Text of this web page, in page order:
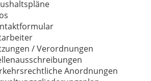
/ Verordnungen
Anordnungen